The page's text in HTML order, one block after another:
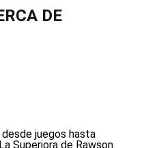
DE